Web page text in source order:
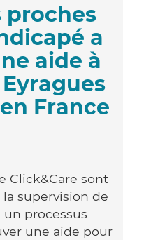
proches
a
aide à
France
Click&Care sont
supervision de
processus
une aide pour